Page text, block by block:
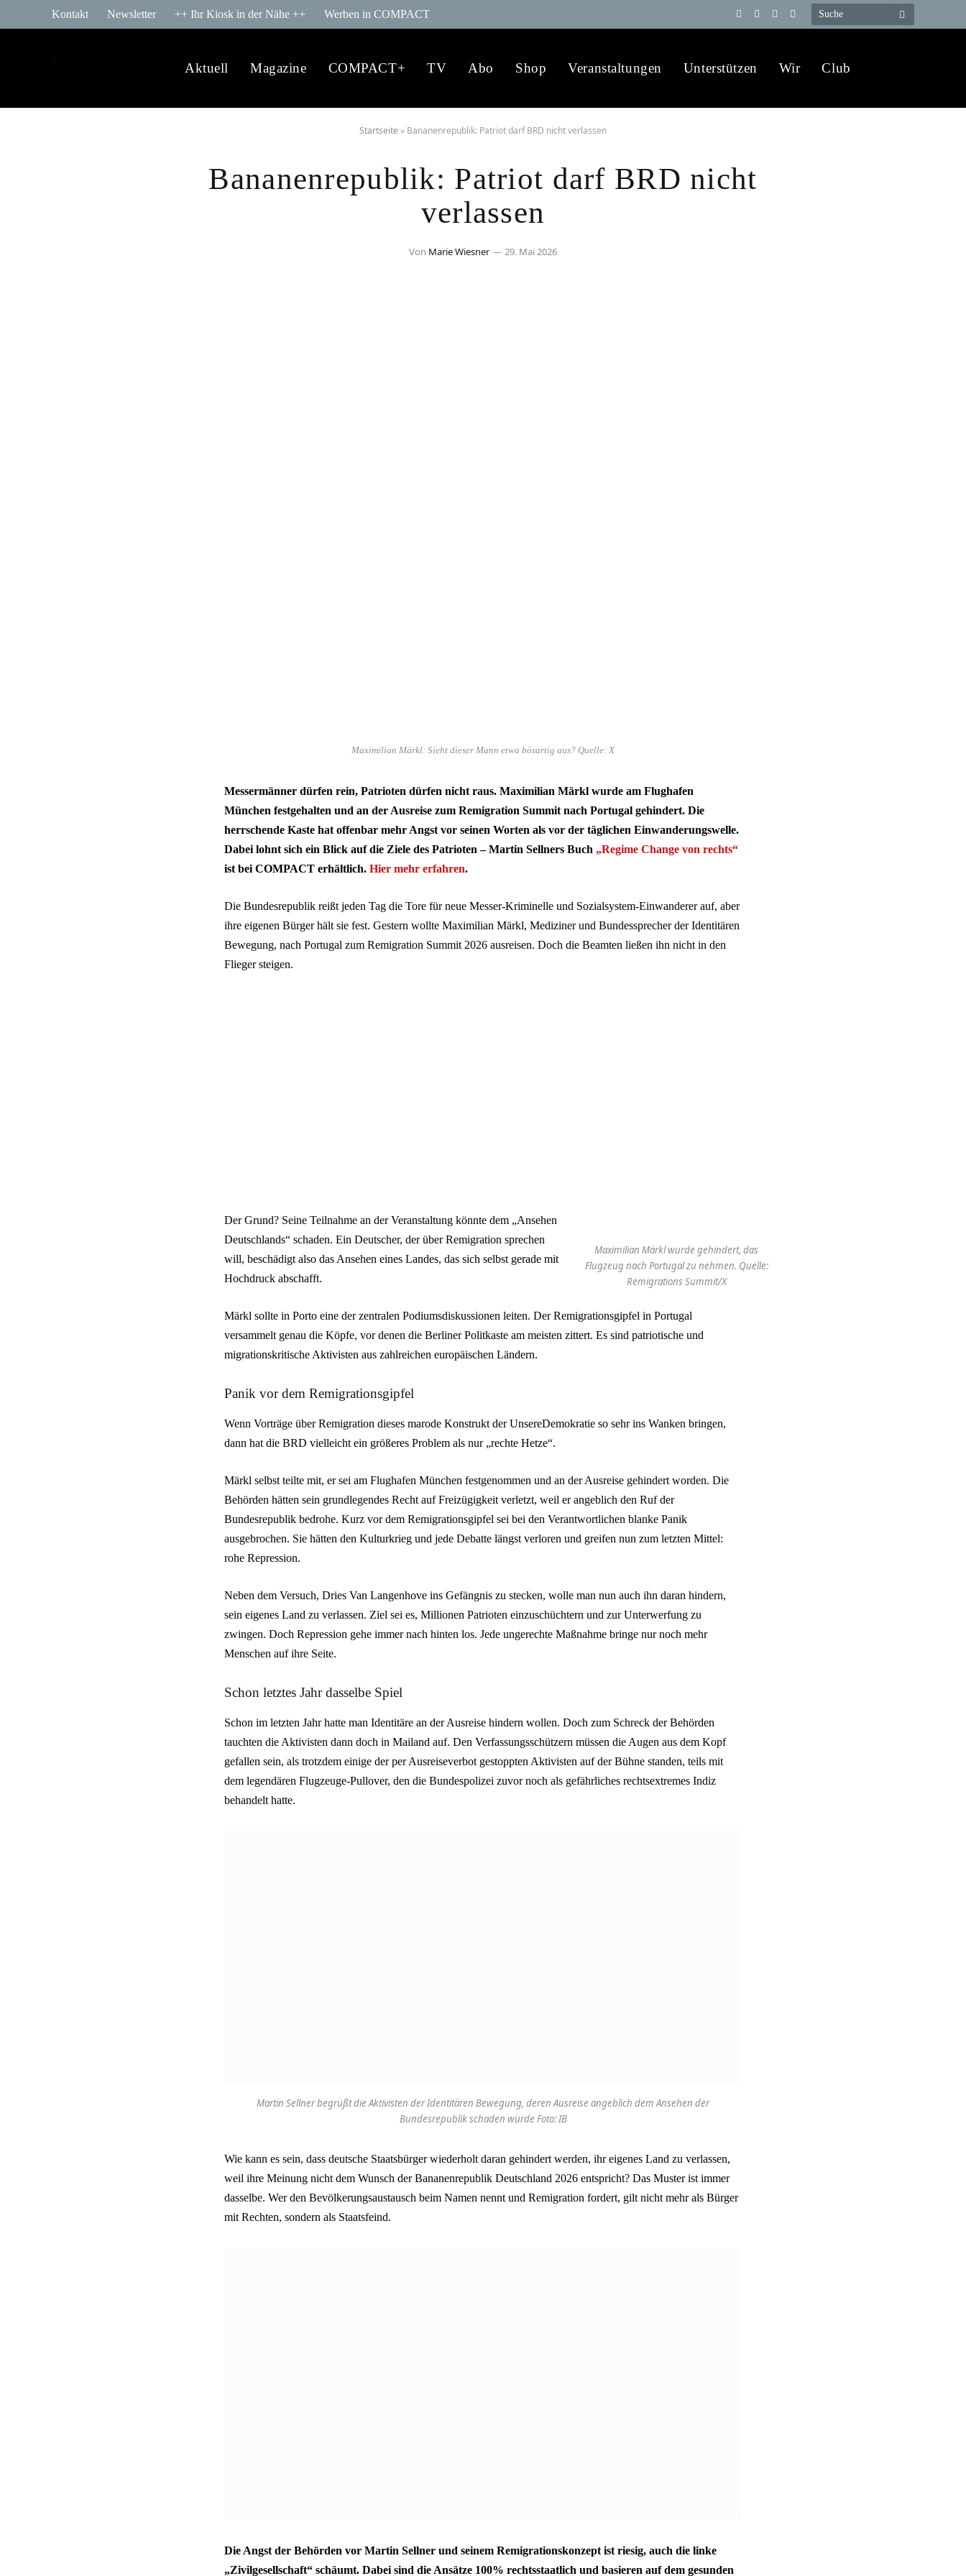
Kontakt Newsletter ++ Ihr Kiosk in der Nähe ++ Werben in COMPACT
Telegram
YouTube
X
WhatsApp
Aktuell Magazine COMPACT+ TV Abo Shop Veranstaltungen Unterstützen Wir Club
Startseite » Bananenrepublik: Patriot darf BRD nicht verlassen
Bananenrepublik: Patriot darf BRD nicht
verlassen
Von Marie Wiesner 29. Mai 2026
Maximilian Märkl: Sieht dieser Mann etwa bösartig aus? Quelle: X
Messermänner dürfen rein, Patrioten dürfen nicht raus. Maximilian Märkl wurde am Flughafen
München festgehalten und an der Ausreise zum Remigration Summit nach Portugal gehindert. Die
herrschende Kaste hat offenbar mehr Angst vor seinen Worten als vor der täglichen Einwanderungswelle.
Dabei lohnt sich ein Blick auf die Ziele des Patrioten – Martin Sellners Buch „Regime Change von rechts“
ist bei COMPACT erhältlich. Hier mehr erfahren.
Die Bundesrepublik reißt jeden Tag die Tore für neue Messer-Kriminelle und Sozialsystem-Einwanderer auf, aber
ihre eigenen Bürger hält sie fest. Gestern wollte Maximilian Märkl, Mediziner und Bundessprecher der Identitären
Bewegung, nach Portugal zum Remigration Summit 2026 ausreisen. Doch die Beamten ließen ihn nicht in den
Flieger steigen.
Maximilian Märkl wurde gehindert, das
Flugzeug nach Portugal zu nehmen. Quelle:
Remigrations Summit/X
Der Grund? Seine Teilnahme an der Veranstaltung könnte dem „Ansehen
Deutschlands“ schaden. Ein Deutscher, der über Remigration sprechen
will, beschädigt also das Ansehen eines Landes, das sich selbst gerade mit
Hochdruck abschafft.
Märkl sollte in Porto eine der zentralen Podiumsdiskussionen leiten. Der Remigrationsgipfel in Portugal
versammelt genau die Köpfe, vor denen die Berliner Politkaste am meisten zittert. Es sind patriotische und
migrationskritische Aktivisten aus zahlreichen europäischen Ländern.
Panik vor dem Remigrationsgipfel
Wenn Vorträge über Remigration dieses marode Konstrukt der UnsereDemokratie so sehr ins Wanken bringen,
dann hat die BRD vielleicht ein größeres Problem als nur „rechte Hetze“.
Märkl selbst teilte mit, er sei am Flughafen München festgenommen und an der Ausreise gehindert worden. Die
Behörden hätten sein grundlegendes Recht auf Freizügigkeit verletzt, weil er angeblich den Ruf der
Bundesrepublik bedrohe. Kurz vor dem Remigrationsgipfel sei bei den Verantwortlichen blanke Panik
ausgebrochen. Sie hätten den Kulturkrieg und jede Debatte längst verloren und greifen nun zum letzten Mittel:
rohe Repression.
Neben dem Versuch, Dries Van Langenhove ins Gefängnis zu stecken, wolle man nun auch ihn daran hindern,
sein eigenes Land zu verlassen. Ziel sei es, Millionen Patrioten einzuschüchtern und zur Unterwerfung zu
zwingen. Doch Repression gehe immer nach hinten los. Jede ungerechte Maßnahme bringe nur noch mehr
Menschen auf ihre Seite.
Schon letztes Jahr dasselbe Spiel
Schon im letzten Jahr hatte man Identitäre an der Ausreise hindern wollen. Doch zum Schreck der Behörden
tauchten die Aktivisten dann doch in Mailand auf. Den Verfassungsschützern müssen die Augen aus dem Kopf
gefallen sein, als trotzdem einige der per Ausreiseverbot gestoppten Aktivisten auf der Bühne standen, teils mit
dem legendären Flugzeuge-Pullover, den die Bundespolizei zuvor noch als gefährliches rechtsextremes Indiz
behandelt hatte.
Martin Sellner begrüßt die Aktivisten der Identitären Bewegung, deren Ausreise angeblich dem Ansehen der
Bundesrepublik schaden würde Foto: IB
Wie kann es sein, dass deutsche Staatsbürger wiederholt daran gehindert werden, ihr eigenes Land zu verlassen,
weil ihre Meinung nicht dem Wunsch der Bananenrepublik Deutschland 2026 entspricht? Das Muster ist immer
dasselbe. Wer den Bevölkerungsaustausch beim Namen nennt und Remigration fordert, gilt nicht mehr als Bürger
mit Rechten, sondern als Staatsfeind.
Die Angst der Behörden vor Martin Sellner und seinem Remigrationskonzept ist riesig, auch die linke
„Zivilgesellschaft“ schäumt. Dabei sind die Ansätze 100% rechtsstaatlich und basieren auf dem gesunden